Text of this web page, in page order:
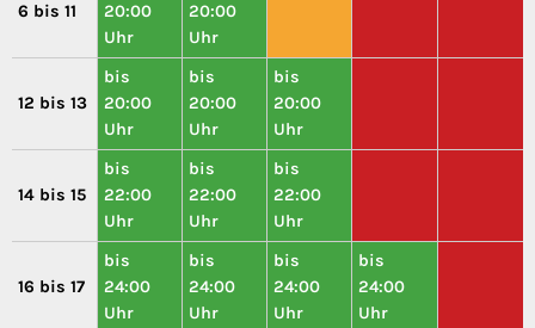
6 bis 11
20:00
Uhr
20:00
Uhr
12 bis 13
bis
20:00
Uhr
bis
20:00
Uhr
bis
20:00
Uhr
14 bis 15
bis
22:00
Uhr
bis
22:00
Uhr
bis
22:00
Uhr
16 bis 17
bis
24:00
Uhr
bis
24:00
Uhr
bis
24:00
Uhr
bis
24:00
Uhr